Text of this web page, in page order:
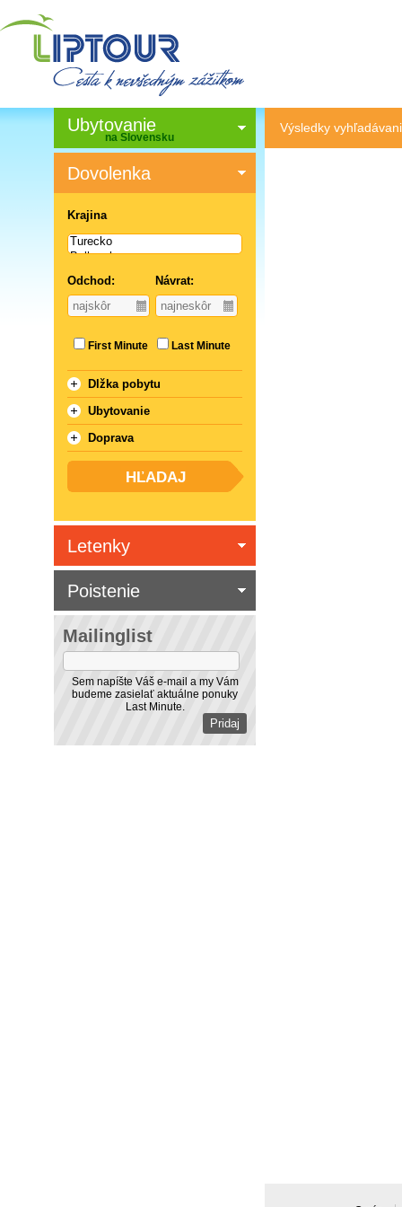
Výsledky
Ubytovanie
na Slovensku
Dovolenka
Krajina
Odchod: Návrat:
First Minute Last Minute
Dlžka pobytu
Ubytovanie
Doprava
Mailinglist
Sem napíšte Váš e-mail a my Vám
budeme zasielať aktuálne ponuky
Last Minute.
Letenky
Poistenie